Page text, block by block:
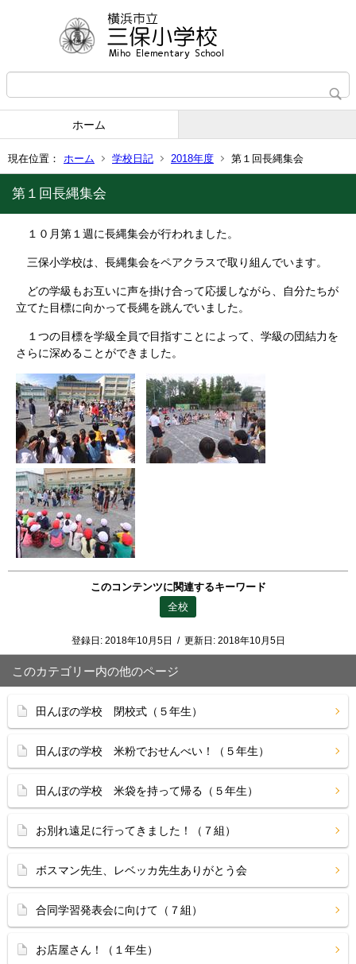
ホーム
現在位置： ホーム 学校日記 2018年度 第１回長縄集会
第１回長縄集会
１０月第１週に長縄集会が行われました。
三保小学校は、長縄集会をペアクラスで取り組んでいます。
どの学級もお互いに声を掛け合って応援しながら、自分たちが
立てた目標に向かって長縄を跳んでいました。
１つの目標を学級全員で目指すことによって、学級の団結力を
さらに深めることができました。
このコンテンツに関連するキーワード
全校
登録日: 2018年10月5日 / 更新日: 2018年10月5日
このカテゴリー内の他のページ
田んぼの学校 閉校式（５年生）
田んぼの学校 米粉でおせんべい！（５年生）
田んぼの学校 米袋を持って帰る（５年生）
お別れ遠足に行ってきました！（７組）
ボスマン先生、レベッカ先生ありがとう会
合同学習発表会に向けて（７組）
お店屋さん！（１年生）